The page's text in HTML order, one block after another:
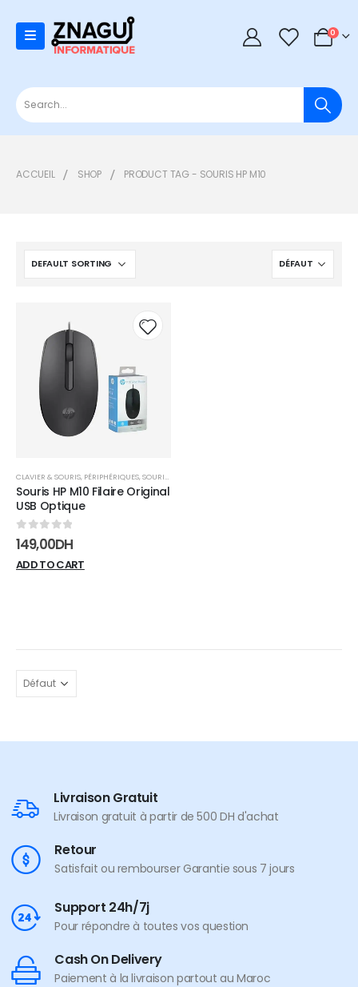
0 0
ACCUEIL SHOP PRODUCT TAG - SOURIS HP M10
wishlist
CLAVIER & SOURIS, PÉRIPHÉRIQUES,SOURIS FILAIRE
Souris HP M10 Filaire Original
USB Optique
0 sur 5
149,00DH
ADD TO CART
Livraison Gratuit
Livraison gratuit à partir de 500 DH d'achat
Retour
Satisfait ou rembourser Garantie sous 7 jours
Support 24h/7j
Pour répondre à toutes vos question
Cash On Delivery
Paiement à la livraison partout au Maroc